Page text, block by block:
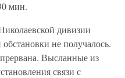
мин.
дивизии
не получалось.
Высланные из
связи с